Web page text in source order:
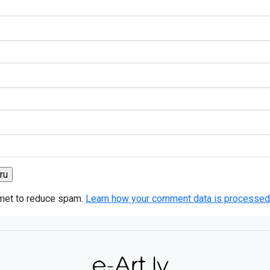
to reduce spam. Learn how your comment data is